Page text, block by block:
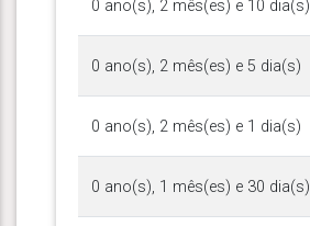
0 ano(s), 2 mês(es) e 10 dia(s)
0 ano(s), 2 mês(es) e 5 dia(s)
0 ano(s), 2 mês(es) e 1 dia(s)
0 ano(s), 1 mês(es) e 30 dia(s)